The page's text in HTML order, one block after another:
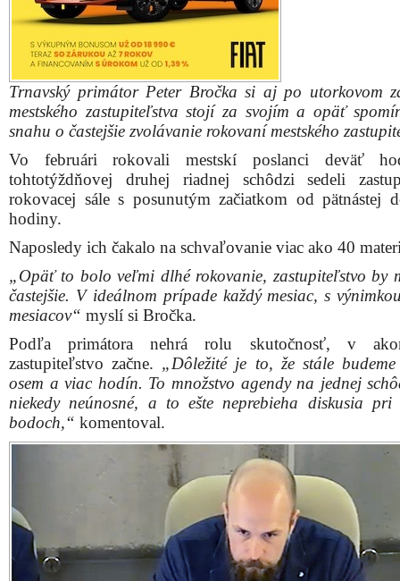
Trnavský primátor Peter Bročka si aj po utorkovom
mestského zastupiteľstva stojí za svojím a opäť
snahu o častejšie zvolávanie rokovaní mestského
Vo februári rokovali mestskí poslanci deväť
tohtotýždňovej druhej riadnej schôdzi sedeli
rokovacej sále s posunutým začiatkom od pätnástej
hodiny.
Naposledy ich čakalo na schvaľovanie viac ako 40
„Opäť to bolo veľmi dlhé rokovanie, zastupiteľstvo by
častejšie. V ideálnom prípade každý mesiac, s
mesiacov“ myslí si Bročka.
Podľa primátora nehrá rolu skutočnosť, v
zastupiteľstvo začne. „Dôležité je to, že stále
osem a viac hodín. To množstvo agendy na jednej
niekedy neúnosné, a to ešte neprebieha diskusia pri
bodoch,“ komentoval.